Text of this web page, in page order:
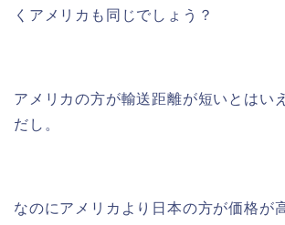
くアメリカも同じでしょう？
アメリカの方が輸送距離が短いとはい
だし。
なのにアメリカより日本の方が価格が